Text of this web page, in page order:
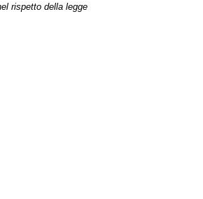
rispetto della legge